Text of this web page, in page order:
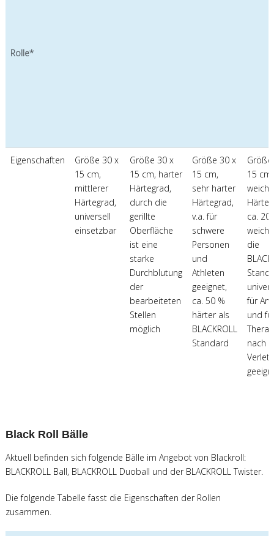
Rolle*
Eigenschaften
Größe 30 x
15 cm,
mittlerer
Härtegrad,
universell
einsetzbar
Größe 30 x
15 cm, harter
Härtegrad,
durch die
gerillte
Oberfläche
ist eine
starke
Durchblutung
der
bearbeiteten
Stellen
möglich
Größe 30 x
15 cm,
sehr harter
Härtegrad,
v.a. für
schwere
Personen
und
Athleten
geeignet,
ca. 50 %
härter als
BLACKROLL
Standard
15 cm,
ca. 20
die
für
und
nach
Black Roll Bälle
Aktuell befinden sich folgende Bälle im Angebot von Blackroll:
BLACKROLL Ball, BLACKROLL Duoball und der BLACKROLL Twister.
Die folgende Tabelle fasst die Eigenschaften der Rollen
zusammen.